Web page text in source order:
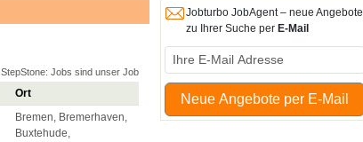
StepStone: Jobs sind unser Job
Ort
Bremen, Bremerhaven,
Buxtehude,
Jobturbo JobAgent – neue Angebote
zu Ihrer Suche per E-Mail
Neue Angebote per E-Mail